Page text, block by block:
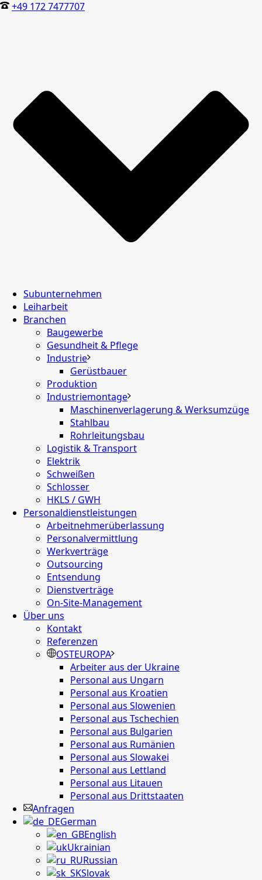
+49 172 7477707
Subunternehmen
Leiharbeit
Branchen
Baugewerbe
Gesundheit & Pflege
Industrie
Gerüstbauer
Produktion
Industriemontage
Maschinenverlagerung & Werksumzüge
Stahlbau
Rohrleitungsbau
Logistik & Transport
Elektrik
Schweißen
Schlosser
HKLS / GWH
Personaldienstleistungen
Arbeitnehmerüberlassung
Personalvermittlung
Werkverträge
Outsourcing
Entsendung
Dienstverträge
On-Site-Management
Über uns
Kontakt
Referenzen
OSTEUROPA
Arbeiter aus der Ukraine
Personal aus Ungarn
Personal aus Kroatien
Personal aus Slowenien
Personal aus Tschechien
Personal aus Bulgarien
Personal aus Rumänien
Personal aus Slowakei
Personal aus Lettland
Personal aus Litauen
Personal aus Drittstaaten
Anfragen
German
English
Ukrainian
Russian
Slovak